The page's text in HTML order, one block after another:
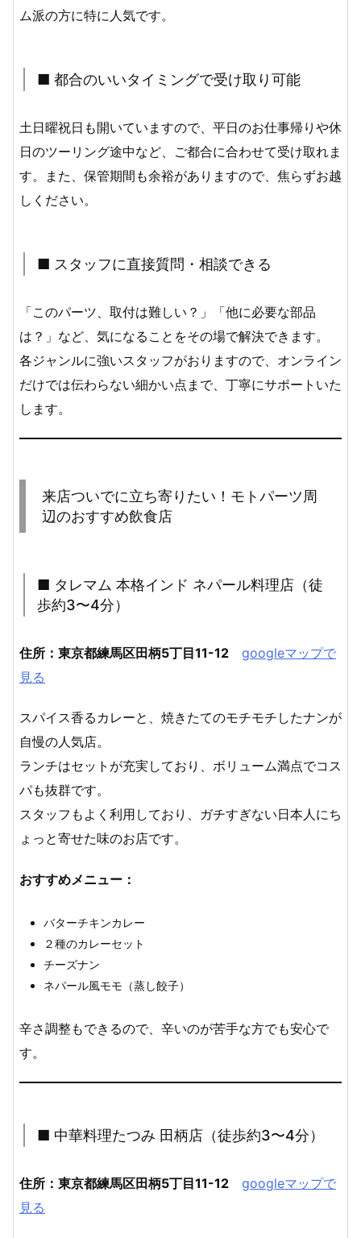
ム派の方に特に人気です。
■ 都合のいいタイミングで受け取り可能
土日曜祝日も開いていますので、平日のお仕事帰りや休
日のツーリング途中など、ご都合に合わせて受け取れま
す。また、保管期間も余裕がありますので、焦らずお越
しください。
■ スタッフに直接質問・相談できる
「このパーツ、取付は難しい？」「他に必要な部品
は？」など、気になることをその場で解決できます。
各ジャンルに強いスタッフがおりますので、オンライン
だけでは伝わらない細かい点まで、丁寧にサポートいた
します。
来店ついでに立ち寄りたい！モトパーツ周
辺のおすすめ飲食店
■ タレマム 本格インド ネパール料理店（徒
歩約3〜4分）
住所：東京都練馬区田柄5丁目11-12
googleマップで
見る
スパイス香るカレーと、焼きたてのモチモチしたナンが
自慢の人気店。
ランチはセットが充実しており、ボリューム満点でコス
パも抜群です。
スタッフもよく利用しており、ガチすぎない日本人にち
ょっと寄せた味のお店です。
おすすめメニュー：
バターチキンカレー
２種のカレーセット
チーズナン
ネパール風モモ（蒸し餃子）
辛さ調整もできるので、辛いのが苦手な方でも安心で
す。
■ 中華料理たつみ 田柄店（徒歩約3〜4分）
住所：東京都練馬区田柄5丁目11-12
googleマップで
見る